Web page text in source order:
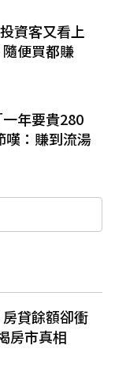
資客又看上
隨便買都賺
年要貴280
嘆：賺到流湯
貸餘額卻衝
房市真相